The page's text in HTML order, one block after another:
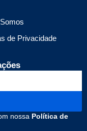
de Privacidade
nossa Política de